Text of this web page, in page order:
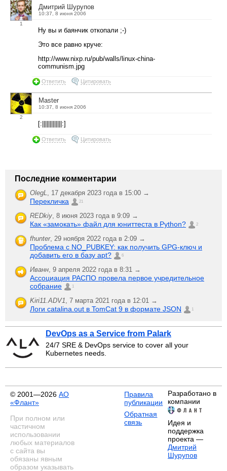
1
Дмитрий Шурупов
10:37, 8 июня 2006
Ну вы и баянчик откопали ;-)
Это все равно круче:
http://www.nixp.ru/pub/walls/linux-china-
communism.jpg
Ответить Цитировать
2
Master
10:37, 8 июня 2006
[:|||||||||||||:]
Ответить Цитировать
Последние комментарии
OlegL, 17 декабря 2023 года в 15:00 →
Перекличка 21
REDkiy, 8 июня 2023 года в 9:09 →
Как «замокать» файл для юниттеста в Python? 2
fhunter, 29 ноября 2022 года в 2:09 →
Проблема с NO_PUBKEY: как получить GPG-ключ и
добавить его в базу apt?
6
Иванн, 9 апреля 2022 года в 8:31 →
Ассоциация РАСПО провела первое учредительное
собрание
1
Kiri11.ADV1, 7 марта 2021 года в 12:01 →
Логи catalina.out в TomCat 9 в формате JSON 1
DevOps as a Service from Palark
24/7 SRE & DevOps service to cover all your
Kubernetes needs.
© 2001—2026 АО
«Флант»
При полном или
частичном
использовании
любых материалов
с сайта вы
обязаны явным
образом указывать
Правила
публикации
Обратная
связь
Разработано в
компании
Идея и
поддержка
проекта —
Дмитрий
Шурупов